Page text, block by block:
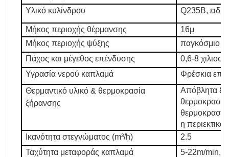
Υλικό κυλίνδρου
Q235B,
Μήκος περιοχής θέρμανσης
16μ
Μήκος περιοχής ψύξης
παγκόσμιο
Πάχος και μέγεθος επένδυσης
0,6-8
Υγρασία νερού καπλαμά
Φρέσκια
Θερμαντικό υλικό & θερμοκρασία
ξήρανσης
Απόβλητα
η
Ικανότητα στεγνώματος (m³/h)
2.5
Ταχύτητα μεταφοράς καπλαμά
5-22m/min,